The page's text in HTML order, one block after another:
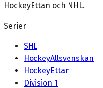
HockeyEttan och NHL.
Serier
SHL
HockeyAllsvenskan
HockeyEttan
Division 1